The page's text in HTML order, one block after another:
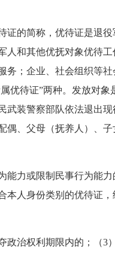
的简称，优待证是退
人和其他优抚对象优待
；企业、社会组织等社
优待证”两种。发放对象
武装警察部队依法退出
偶、父母（抚养人）、
力或限制民事行为能
本人身份类别的优待证
政治权利期限内的；（3